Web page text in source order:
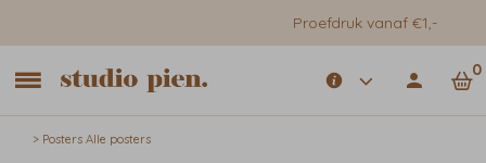
Proefdruk vanaf €1,-
0
> Posters Alle posters